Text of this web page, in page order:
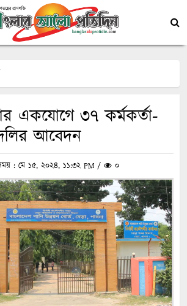
একযোগে ৩৭ কর্মকর্তা-
আবেদন
: মে ১৫, ২০২৪, ১১:৩২ PM / ০